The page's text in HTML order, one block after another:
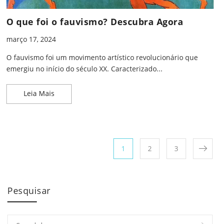
O que foi o fauvismo? Descubra Agora
março 17, 2024
O fauvismo foi um movimento artístico revolucionário que
emergiu no início do século XX. Caracterizado...
Leia Mais
Paginação de posts
Page
1 Page
2 Page
3
Pesquisar